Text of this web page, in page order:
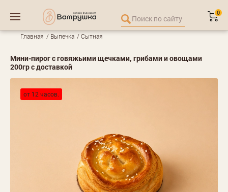
0
Главная Выпечка Сытная
Мини-пирог с говяжьими щечками, грибами и овощами
200гр с доставкой
от 12 часов.